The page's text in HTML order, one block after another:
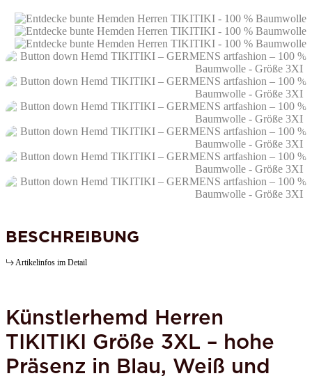
BESCHREIBUNG
Artikelinfos im Detail
Künstlerhemd Herren
TIKITIKI Größe 3XL – hohe
Präsenz in Blau, Weiß und